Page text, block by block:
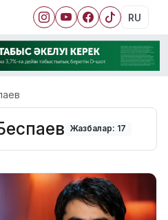
RU
Жазбалар: 17